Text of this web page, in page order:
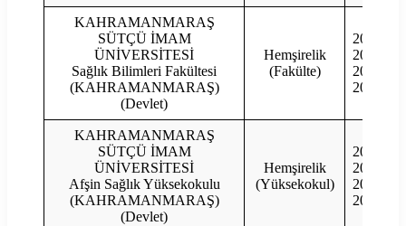
KAHRAMANMARAŞ
SÜTÇÜ İMAM
ÜNİVERSİTESİ
Sağlık Bilimleri Fakültesi
(KAHRAMANMARAŞ)
(Devlet)
Hemşirelik
(Fakülte)
2023
2022
2021
2020
KAHRAMANMARAŞ
SÜTÇÜ İMAM
ÜNİVERSİTESİ
Afşin Sağlık Yüksekokulu
(KAHRAMANMARAŞ)
(Devlet)
Hemşirelik
(Yüksekokul)
2023
2022
2021
2020